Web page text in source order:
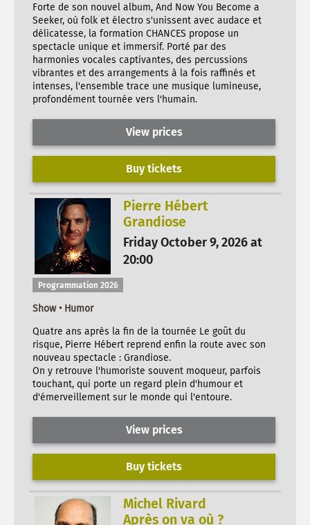
Forte de son nouvel album, And Now You Become a
Seeker, où folk et électro s'unissent avec audace et
délicatesse, la formation CHANCES propose un
spectacle unique et immersif. Porté par des
harmonies vocales captivantes, des percussions
vibrantes et des arrangements à la fois raffinés et
intenses, l'ensemble trace une musique lumineuse,
profondément tournée vers l'humain.
View prices
Buy tickets
Pierre Hébert
Grandiose
Friday October 9, 2026 at
20:00
Programmation 2026
Show • Humor
Quatre ans après la fin de la tournée Le goût du
risque, Pierre Hébert reprend enfin la route avec son
nouveau spectacle : Grandiose.
On y retrouve l'humoriste souvent moqueur, parfois
touchant, qui porte un regard plein d'humour et
d'émerveillement sur le monde qui l'entoure.
View prices
Buy tickets
Michel Rivard
Après on va où ?